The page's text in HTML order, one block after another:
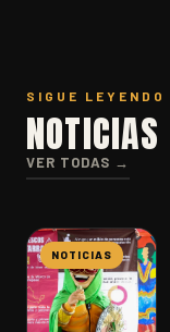
SIGUE LEYENDO
NOTICIAS
VER TODAS →
NOTICIAS